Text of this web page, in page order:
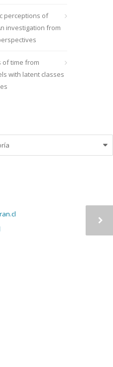
perceptions of
investigation from
of time from
with latent classes